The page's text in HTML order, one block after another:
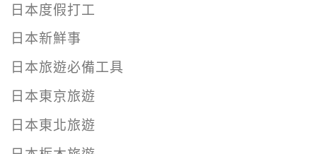
日本度假打工
日本新鮮事
日本旅遊必備工具
日本東京旅遊
日本東北旅遊